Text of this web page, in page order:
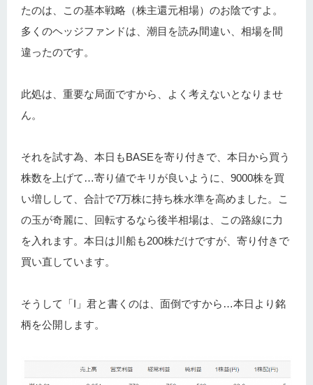
たのは、この基本戦略（株主還元相場）のお陰ですよ。
多くのヘッジファンドは、潮目を読み間違い、相場を間
違ったのです。
此処は、重要な局面ですから、よく考えないとなりませ
ん。
それを試す為、本日もBASEを寄り付きで、本日から買う
株数を上げて…寄り値でキリが良いように、9000株を買
い増しして、合計で7万株に持ち株水準を高めました。こ
の玉が奇麗に、回転するなら後半相場は、この路線に力
を入れます。本日は川船も200株だけですが、寄り付きで
買い直しています。
そうして「I」君と書くのは、面倒ですから…本日より銘
柄を公開します。